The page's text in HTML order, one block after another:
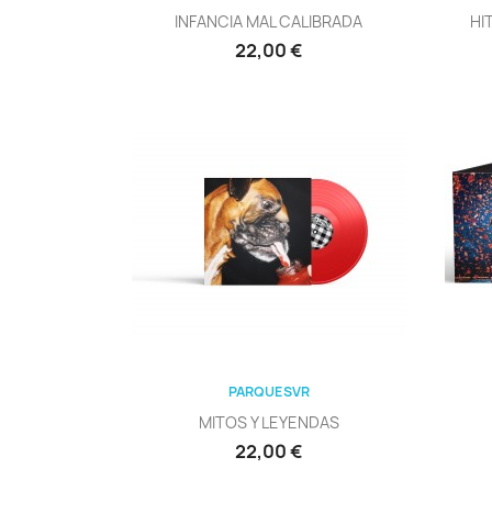
INFANCIA MAL CALIBRADA
Precio
22,00 €
Vista rápida
PARQUESVR
MITOS Y LEYENDAS
Precio
22,00 €